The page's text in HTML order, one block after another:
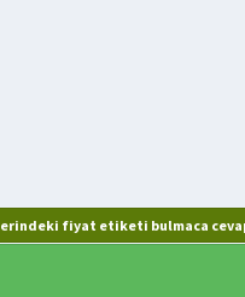
fiyat etiketi bulmaca